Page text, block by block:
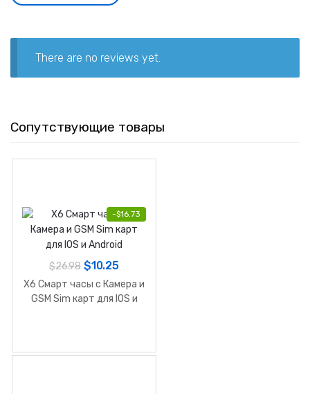
There are no reviews yet.
Сопутствующие товары
-$16.73
$26.98 $10.25
X6 Смарт часы с Камера и
GSM Sim карт для IOS и